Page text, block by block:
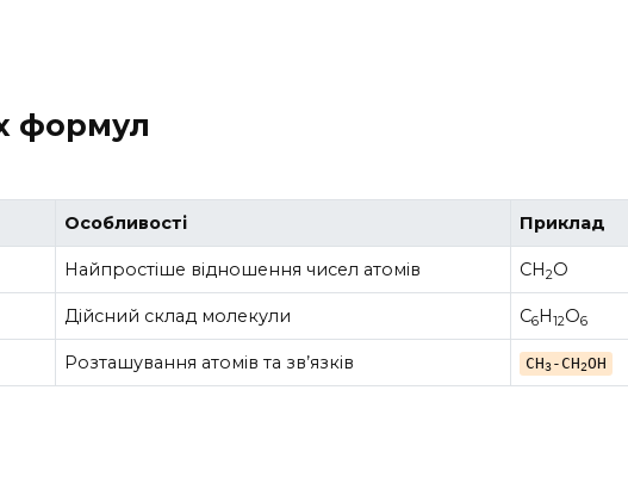
формул
Особливості Приклад
Найпростіше відношення чисел атомів CH2O
Дійсний склад молекули C6H12O6
Розташування атомів та зв’язків CH3-CH2OH